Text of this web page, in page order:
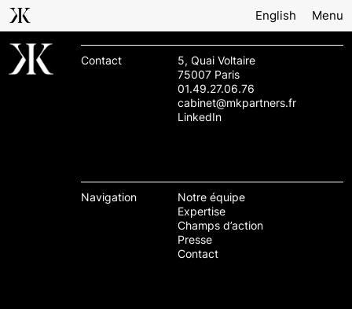
English Menu
Contact
5, Quai Voltaire
75007 Paris
01.49.27.06.76
cabinet@mkpartners.fr
LinkedIn
Navigation
Notre équipe
Expertise
Champs d’action
Presse
Contact